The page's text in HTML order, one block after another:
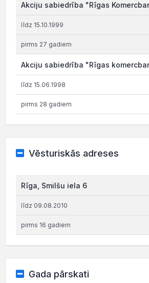
Akciju sabiedrība "Rīgas
līdz 15.10.1999
pirms 27 gadiem
Akciju sabiedrība "Rīgas
līdz 15.06.1998
pirms 28 gadiem
Vēsturiskās adreses
Rīga, Smilšu iela 6
līdz 09.08.2010
pirms 16 gadiem
Gada pārskati